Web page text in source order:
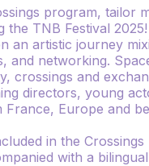
program, tailor
the TNB Festival
an artistic journey
and networking.
crossings and
directors, young
Europe and
in the
with a